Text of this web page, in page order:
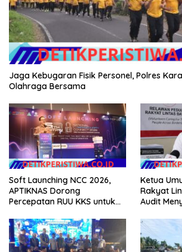
Jaga Kebugaran Fisik Personel, Polres
Olahraga Bersama
Soft Launching NCC 2026,
APTIKNAS Dorong
Percepatan RUU KKS untuk
Digital Indonesia
Ketua
Rakyat
Audit
Kinerja